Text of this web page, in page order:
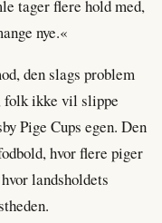
tager flere hold med,
nye.«
den slags problem
folk ikke vil slippe
Pige Cups egen. Den
hvor flere piger
landsholdets